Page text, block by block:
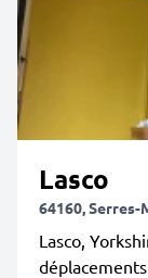
Lasco
64160, Serres-
Lasco,